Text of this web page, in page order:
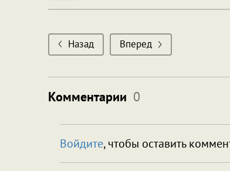
Назад Вперед
Комментарии 0
Войдите, чтобы оставить